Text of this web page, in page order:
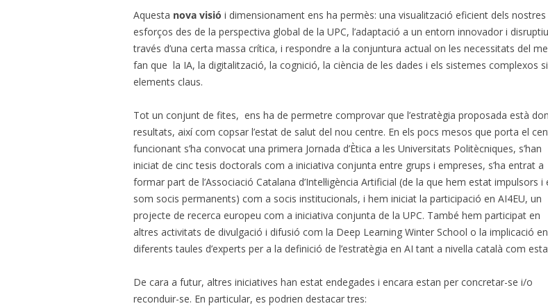
Aquesta nova visió i dimensionament ens ha permès: una visualització eficient dels nostres
esforços des de la perspectiva global de la UPC, l’adaptació a un entorn innovador i
través d’una certa massa crítica, i respondre a la conjuntura actual on les necessitats del
fan que la IA, la digitalització, la cognició, la ciència de les dades i els sistemes complexos
elements claus.
Tot un conjunt de fites, ens ha de permetre comprovar que l’estratègia proposada està
resultats, així com copsar l’estat de salut del nou centre. En els pocs mesos que porta el
funcionant s’ha convocat una primera Jornada d’Ètica a les Universitats Politècniques, s’han
iniciat de cinc tesis doctorals com a iniciativa conjunta entre grups i empreses, s’ha entrat a
formar part de l’Associació Catalana d’Intel·ligència Artificial (de la que hem estat impulsors i
som socis permanents) com a socis institucionals, i hem iniciat la participació en AI4EU, un
projecte de recerca europeu com a iniciativa conjunta de la UPC. També hem participat en
altres activitats de divulgació i difusió com la Deep Learning Winter School o la implicació en
diferents taules d’experts per a la definició de l’estratègia en AI tant a nivella català com
De cara a futur, altres iniciatives han estat endegades i encara estan per concretar-se i/o
reconduir-se. En particular, es podrien destacar tres: